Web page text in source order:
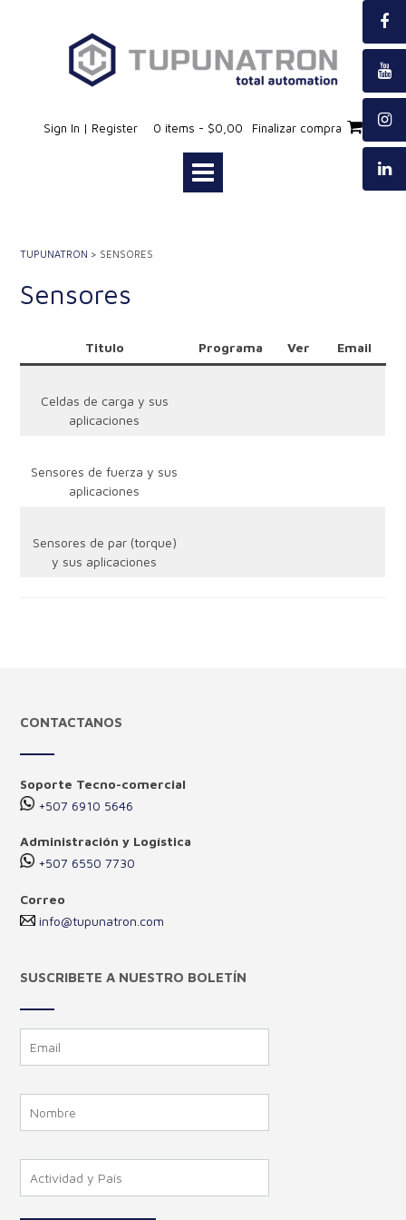
Sign In | Register 0 items - $0,00 Finalizar compra
TUPUNATRON > SENSORES
Sensores
Titulo Programa Ver Email
Celdas de carga y sus
aplicaciones
Sensores de fuerza y sus
aplicaciones
Sensores de par (torque)
y sus aplicaciones
CONTACTANOS
Soporte Tecno-comercial
+507 6910 5646
Administración y Logística
+507 6550 7730
Correo
info@tupunatron.com
SUSCRIBETE A NUESTRO BOLETÍN